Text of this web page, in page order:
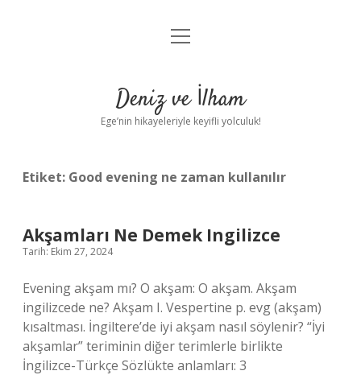
Anasayfa
Yasal Uyarı
menüyü
Deniz ve İlham
Ege’nin hikayeleriyle keyifli yolculuk!
Etiket: Good evening ne zaman kullanılır
Akşamları Ne Demek Ingilizce
Tarih: Ekim 27, 2024
Evening akşam mı? O akşam: O akşam. Akşam
ingilizcede ne? Akşam I. Vespertine p. evg (akşam)
kısaltması. İngiltere’de iyi akşam nasıl söylenir? “İyi
akşamlar” teriminin diğer terimlerle birlikte
İngilizce-Türkçe Sözlükte anlamları: 3